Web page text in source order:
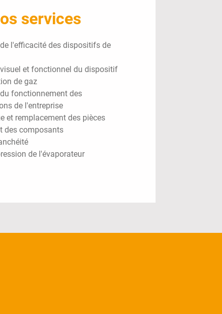
services
l'efficacité des dispositifs de
et fonctionnel du dispositif
de gaz
fonctionnement des
de l'entreprise
et remplacement des pièces
des composants
de l'évaporateur